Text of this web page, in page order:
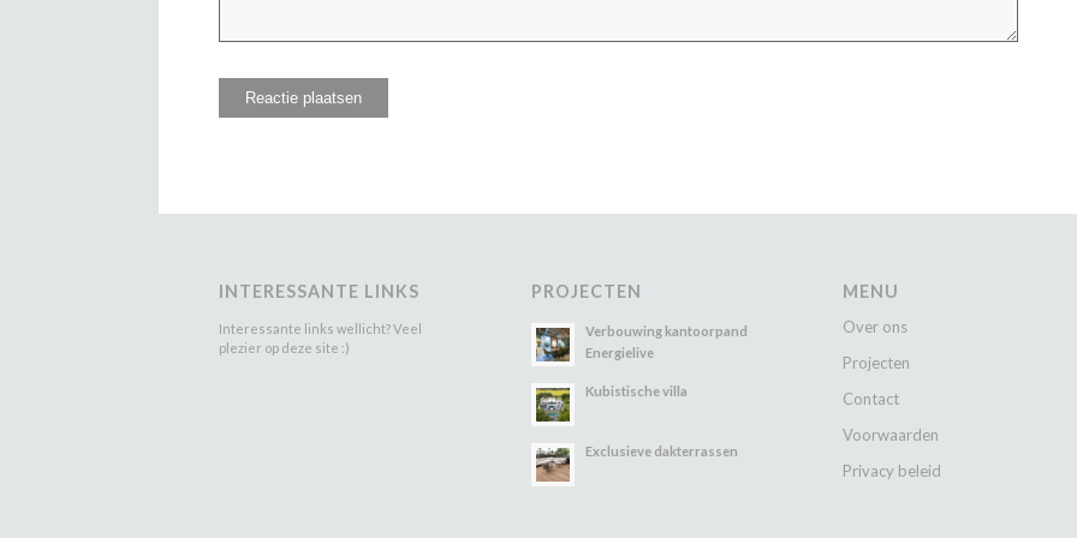
INTERESSANTE LINKS
Interessante links wellicht? Veel
plezier op deze site :)
PROJECTEN
Verbouwing kantoorpand
Energielive
Kubistische villa
Exclusieve dakterrassen
MENU
Over ons
Projecten
Contact
Voorwaarden
Privacy beleid